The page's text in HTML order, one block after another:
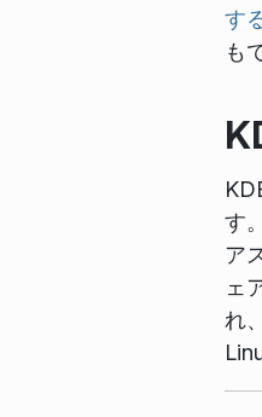
す
も
す
ア
ェ
れ